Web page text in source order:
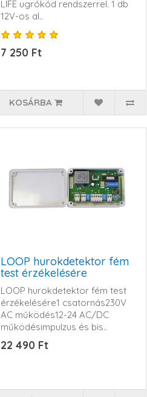
LIFE ugrókód rendszerrel. 1 db
12V-os al..
7 250 Ft
KOSÁRBA
LOOP hurokdetektor fém
test érzékelésére
LOOP hurokdetektor fém test
érzékelésére1 csatornás230V
AC működés12-24 AC/DC
működésimpulzus és bis..
22 490 Ft